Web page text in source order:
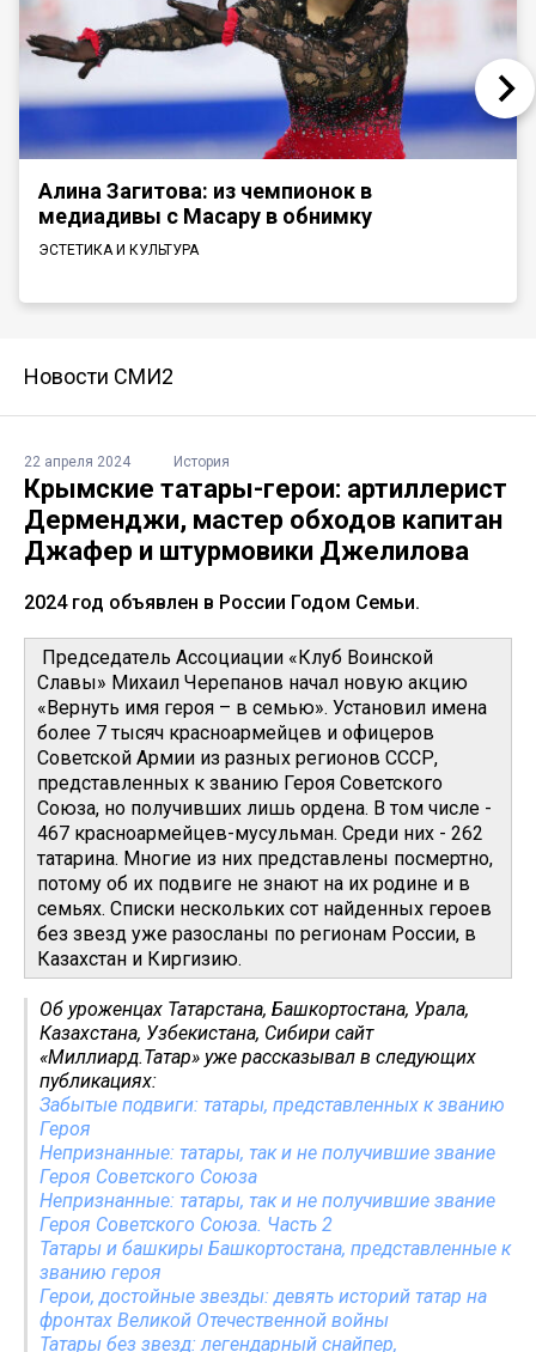
Алина Загитова: из чемпионок в
медиадивы с Масару в обнимку
ЭСТЕТИКА И КУЛЬТУРА
Новости СМИ2
22 апреля 2024 История
Крымские татары-герои: артиллерист
Дерменджи, мастер обходов капитан
Джафер и штурмовики Джелилова
2024 год объявлен в России Годом Семьи.
Председатель Ассоциации «Клуб Воинской
Славы» Михаил Черепанов начал новую акцию
«Вернуть имя героя – в семью». Установил имена
более 7 тысяч красноармейцев и офицеров
Советской Армии из разных регионов СССР,
представленных к званию Героя Советского
Союза, но получивших лишь ордена. В том числе -
467 красноармейцев-мусульман. Среди них - 262
татарина. Многие из них представлены посмертно,
потому об их подвиге не знают на их родине и в
семьях. Списки нескольких сот найденных героев
без звезд уже разосланы по регионам России, в
Казахстан и Киргизию.
Об уроженцах Татарстана, Башкортостана, Урала,
Казахстана, Узбекистана, Сибири сайт
«Миллиард.Татар» уже рассказывал в следующих
публикациях:
Забытые подвиги: татары, представленных к званию
Героя
Непризнанные: татары, так и не получившие звание
Героя Советского Союза
Непризнанные: татары, так и не получившие звание
Героя Советского Союза. Часть 2
Татары и башкиры Башкортостана, представленные к
званию героя
Герои, достойные звезды: девять историй татар на
фронтах Великой Отечественной войны
Татары без звезд: легендарный снайпер,